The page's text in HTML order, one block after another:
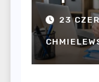
23